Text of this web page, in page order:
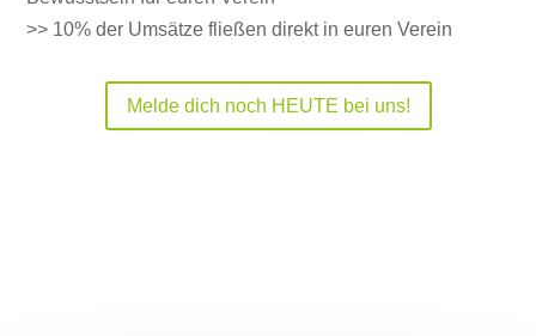
>> 10% der Umsätze fließen direkt in euren Verein
Melde dich noch HEUTE bei uns!